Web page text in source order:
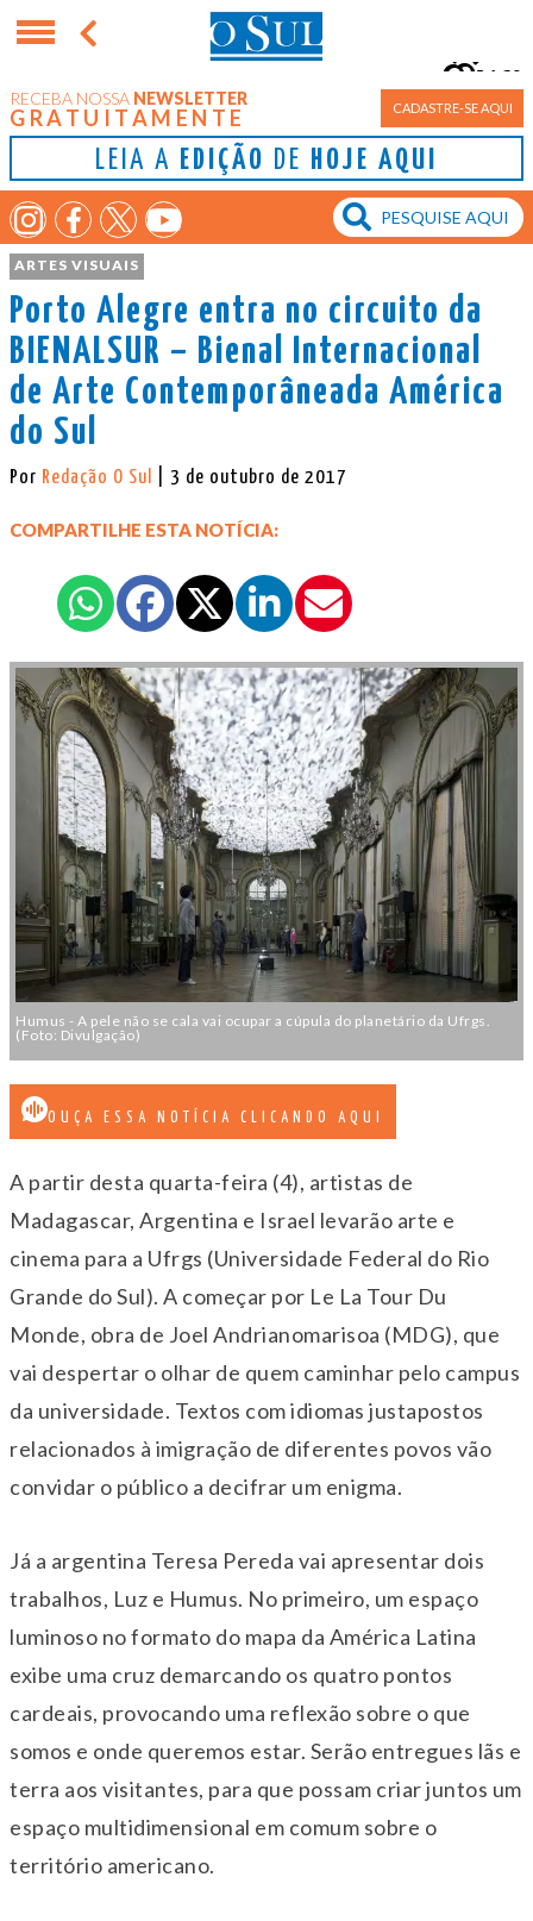
RECEBA NOSSA NEWSLETTER
GRATUITAMENTE CADASTRE-SE AQUI
LEIA A EDIÇÃO DE HOJE AQUI
Porto Alegre
16°
ARTES VISUAIS
Porto Alegre entra no circuito da
BIENALSUR – Bienal Internacional
de Arte Contemporâneada América
do Sul
Por Redação O Sul | 3 de outubro de 2017
COMPARTILHE ESTA NOTÍCIA:
Humus - A pele não se cala vai ocupar a cúpula do planetário da Ufrgs.
(Foto: Divulgação)
OUÇA ESSA NOTÍCIA CLICANDO AQUI
A partir desta quarta-feira (4), artistas de
Madagascar, Argentina e Israel levarão arte e
cinema para a Ufrgs (Universidade Federal do Rio
Grande do Sul). A começar por Le La Tour Du
Monde, obra de Joel Andrianomarisoa (MDG), que
vai despertar o olhar de quem caminhar pelo campus
da universidade. Textos com idiomas justapostos
relacionados à imigração de diferentes povos vão
convidar o público a decifrar um enigma.
Já a argentina Teresa Pereda vai apresentar dois
trabalhos, Luz e Humus. No primeiro, um espaço
luminoso no formato do mapa da América Latina
exibe uma cruz demarcando os quatro pontos
cardeais, provocando uma reflexão sobre o que
somos e onde queremos estar. Serão entregues lãs e
terra aos visitantes, para que possam criar juntos um
espaço multidimensional em comum sobre o
território americano.